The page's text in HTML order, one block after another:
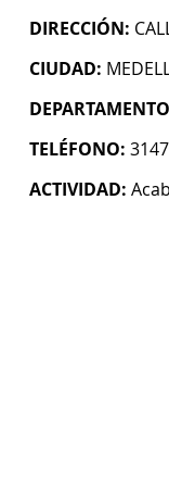
DIRECCIÓN:
CIUDAD:
TELÉFONO:
ACTIVIDAD: